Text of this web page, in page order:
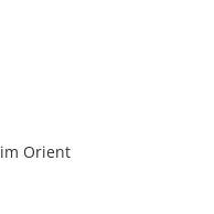
Orient